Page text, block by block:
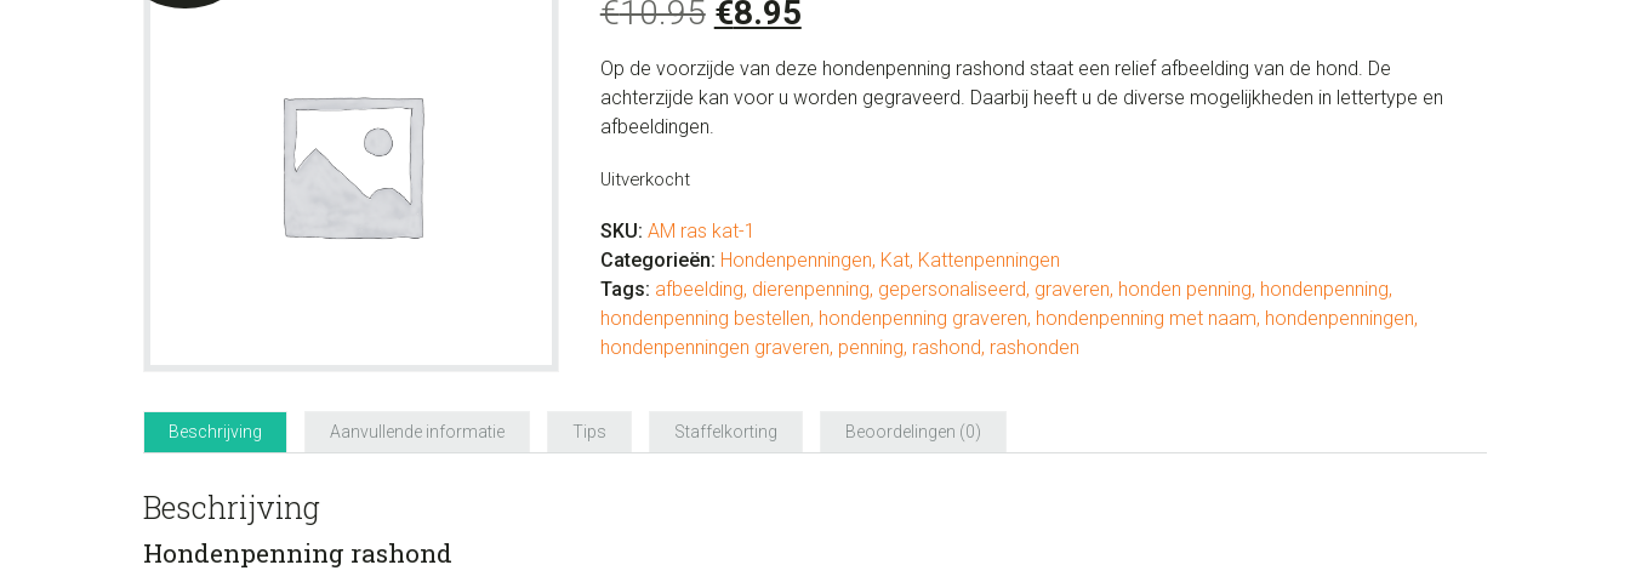
€10.95 Oorspronkelijke
was:
€10.95.
€8.95Huidige
is:
€8.95.
Op de voorzijde van deze hondenpenning rashond staat een relief afbeelding van de hond. De
achterzijde kan voor u worden gegraveerd. Daarbij heeft u de diverse mogelijkheden in lettertype en
afbeeldingen.
Uitverkocht
SKU: AM ras kat-1
Categorieën: Hondenpenningen, Kat, Kattenpenningen
Tags: afbeelding, dierenpenning, gepersonaliseerd, graveren, honden penning, hondenpenning,
hondenpenning bestellen, hondenpenning graveren, hondenpenning met naam, hondenpenningen,
hondenpenningen graveren, penning, rashond, rashonden
Beschrijving Aanvullende informatie Tips Staffelkorting Beoordelingen (0)
Beschrijving
Hondenpenning rashond